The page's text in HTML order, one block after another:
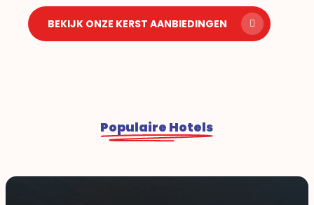
BEKIJK ONZE KERST AANBIEDINGEN
Populaire Hotels